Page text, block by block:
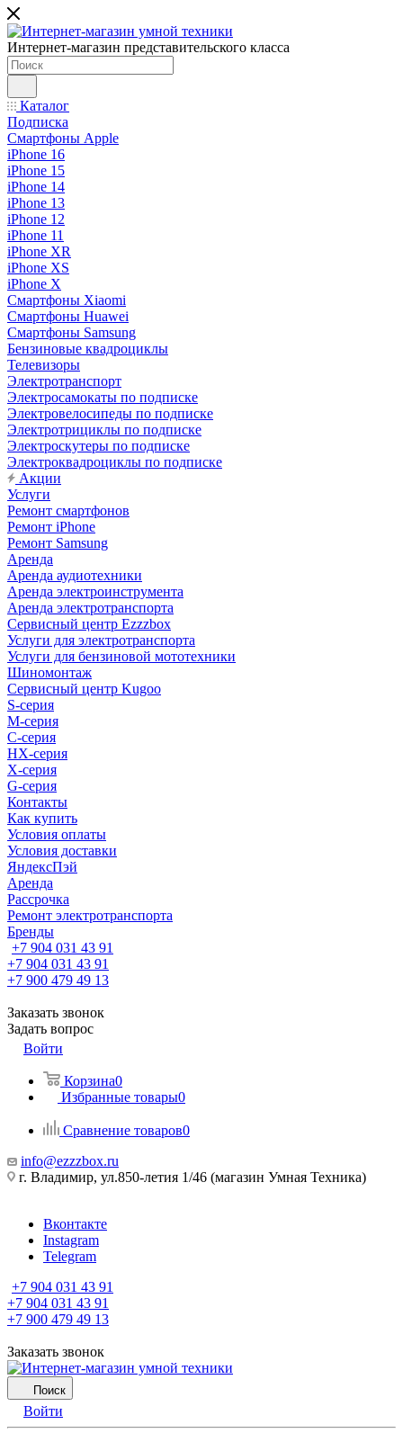
Интернет-магазин представительского класса
Каталог
Подписка
Смартфоны Apple
iPhone 16
iPhone 15
iPhone 14
iPhone 13
iPhone 12
iPhone 11
iPhone XR
iPhone XS
iPhone X
Смартфоны Xiaomi
Смартфоны Huawei
Смартфоны Samsung
Бензиновые квадроциклы
Телевизоры
Электротранспорт
Электросамокаты по подписке
Электровелосипеды по подписке
Электротрициклы по подписке
Электроскутеры по подписке
Электроквадроциклы по подписке
Акции
Услуги
Ремонт смартфонов
Ремонт iPhone
Ремонт Samsung
Аренда
Аренда аудиотехники
Аренда электроинструмента
Аренда электротранспорта
Сервисный центр Ezzzbox
Услуги для электротранспорта
Услуги для бензиновой мототехники
Шиномонтаж
Сервисный центр Kugoo
S-cерия
M-серия
С-серия
HX-серия
X-серия
G-серия
Контакты
Как купить
Условия оплаты
Условия доставки
ЯндексПэй
Аренда
Рассрочка
Ремонт электротранспорта
Бренды
+7 904 031 43 91
+7 904 031 43 91
+7 900 479 49 13
Заказать звонок
Задать вопрос
Войти
Корзина0
Избранные товары0
Сравнение товаров0
info@ezzzbox.ru
г. Владимир, ул.850-летия 1/46 (магазин Умная Техника)
Вконтакте
Instagram
Telegram
+7 904 031 43 91
+7 904 031 43 91
+7 900 479 49 13
Заказать звонок
Поиск
Войти